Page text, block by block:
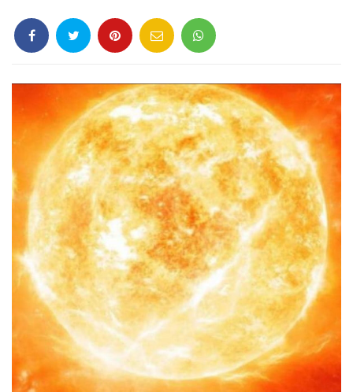
Gastronomía
Lenguaje
Leyes
Literatura
Moda
y
Tendencias
Naturaleza
Psicología
Religión